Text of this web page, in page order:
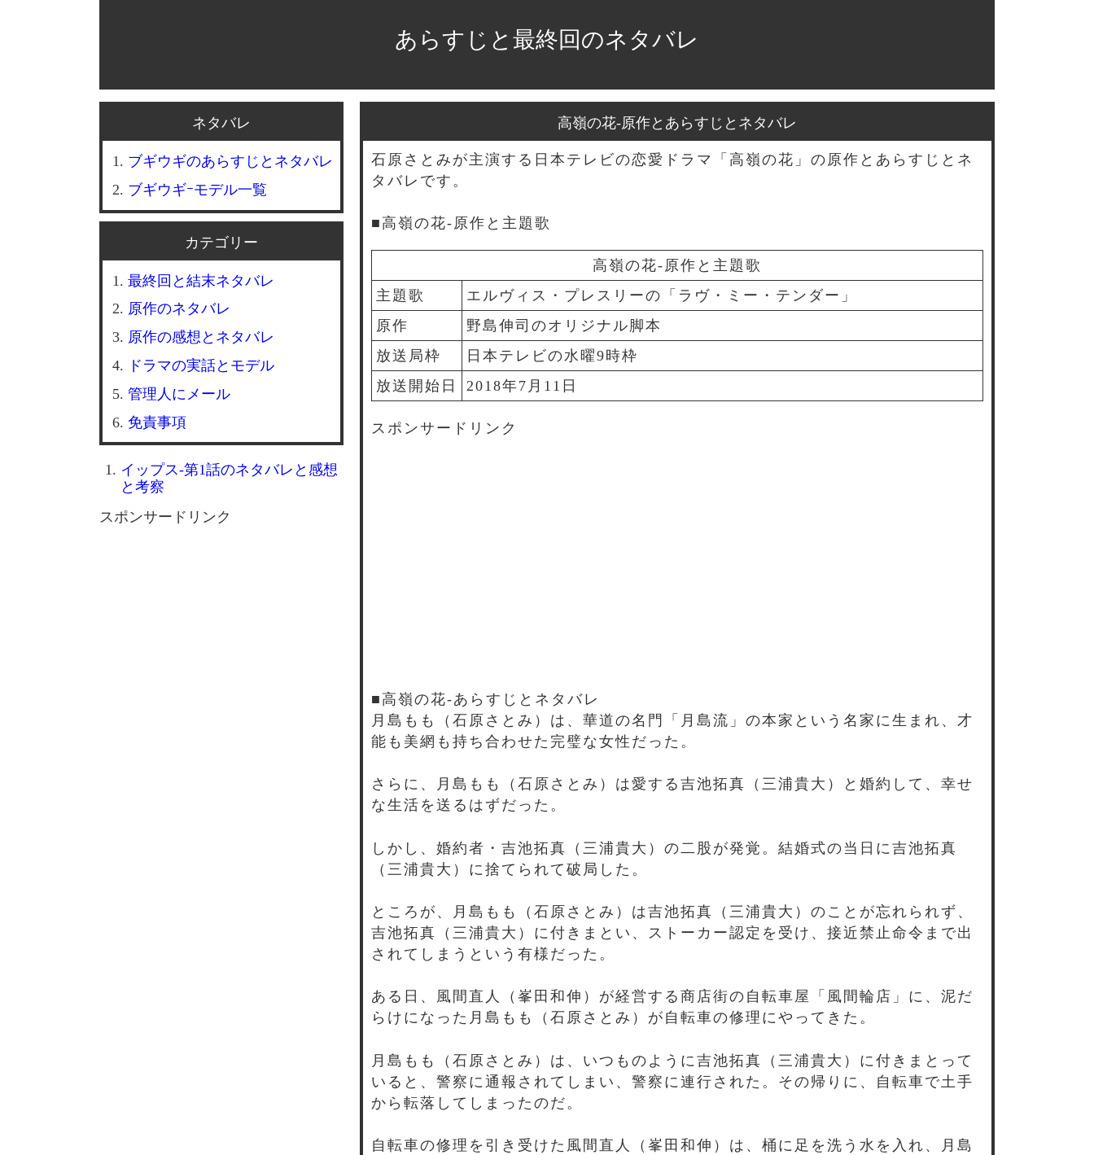
あらすじと最終回のネタバレ
高嶺の花-原作とあらすじとネタバレ
石原さとみが主演する日本テレビの恋愛ドラマ「高嶺の花」の原作とあらすじとネ
タバレです。
■高嶺の花-原作と主題歌
高嶺の花-原作と主題歌
主題歌
エルヴィス・プレスリーの「ラヴ・ミー・テンダー」
原作
野島伸司のオリジナル脚本
放送局枠
日本テレビの水曜9時枠
放送開始日
2018年7月11日
スポンサードリンク
■高嶺の花-あらすじとネタバレ
月島もも（石原さとみ）は、華道の名門「月島流」の本家という名家に生まれ、才
能も美網も持ち合わせた完璧な女性だった。
さらに、月島もも（石原さとみ）は愛する吉池拓真（三浦貴大）と婚約して、幸せ
な生活を送るはずだった。
しかし、婚約者・吉池拓真（三浦貴大）の二股が発覚。結婚式の当日に吉池拓真
（三浦貴大）に捨てられて破局した。
ところが、月島もも（石原さとみ）は吉池拓真（三浦貴大）のことが忘れられず、
吉池拓真（三浦貴大）に付きまとい、ストーカー認定を受け、接近禁止命令まで出
されてしまうという有様だった。
ある日、風間直人（峯田和伸）が経営する商店街の自転車屋「風間輪店」に、泥だ
らけになった月島もも（石原さとみ）が自転車の修理にやってきた。
月島もも（石原さとみ）は、いつものように吉池拓真（三浦貴大）に付きまとって
いると、警察に通報されてしまい、警察に連行された。その帰りに、自転車で土手
から転落してしまったのだ。
自転車の修理を引き受けた風間直人（峯田和伸）は、桶に足を洗う水を入れ、月島
ネタバレ
ブギウギのあらすじとネタバレ
ブギウギｰモデル一覧
カテゴリー
最終回と結末ネタバレ
原作のネタバレ
原作の感想とネタバレ
ドラマの実話とモデル
管理人にメール
免責事項
イップス-第1話のネタバレと感想
と考察
スポンサードリンク